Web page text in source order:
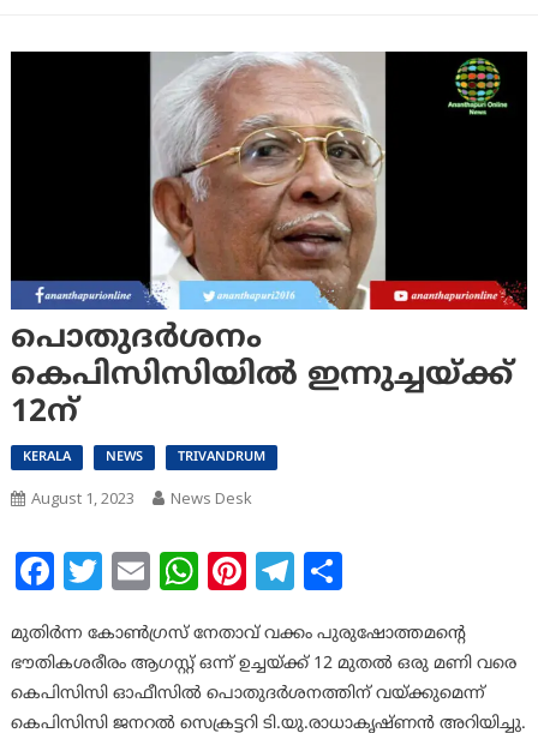
പൊതുദര്‍ശനം
കെപിസിസിയില്‍ ഇന്നുച്ചയ്ക്ക്
12ന്
KERALA NEWS TRIVANDRUM
August 1, 2023 News Desk
Facebook
Twitter
EmailWhatsApp
Pinterest
Telegram
Share
മുതിര്‍ന്ന കോണ്‍ഗ്രസ് നേതാവ് വക്കം പുരുഷോത്തമന്റെ
ഭൗതികശരീരം ആഗസ്റ്റ് ഒന്ന് ഉച്ചയ്ക്ക് 12 മുതല്‍ ഒരു മണി വരെ
കെപിസിസി ഓഫീസില്‍ പൊതുദര്‍ശനത്തിന് വയ്ക്കുമെന്ന്
കെപിസിസി ജനറല്‍ സെക്രട്ടറി ടി.യു.രാധാകൃഷ്ണന്‍ അറിയിച്ചു.